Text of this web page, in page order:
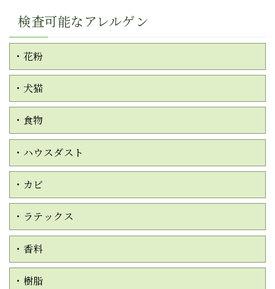
検査可能なアレルゲン
・花粉
・犬猫
・食物
・ハウスダスト
・カビ
・ラテックス
・香料
・樹脂